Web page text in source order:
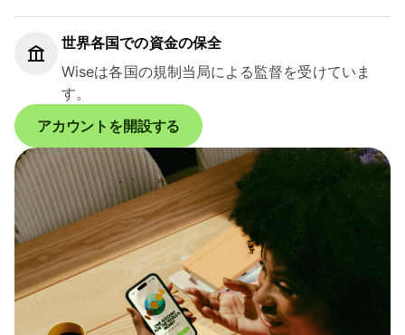
世界各国での資金の保全
Wiseは各国の規制当局による監督を受けていま
す。
アカウントを開設する